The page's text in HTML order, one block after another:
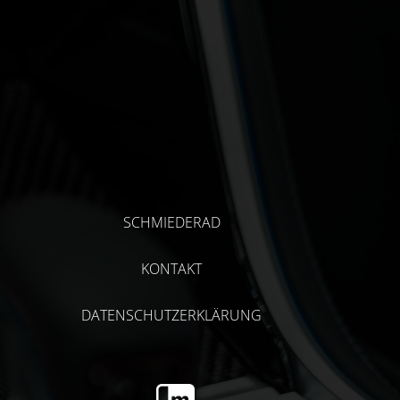
SCHMIEDERAD
KONTAKT
DATENSCHUTZERKLÄRUNG